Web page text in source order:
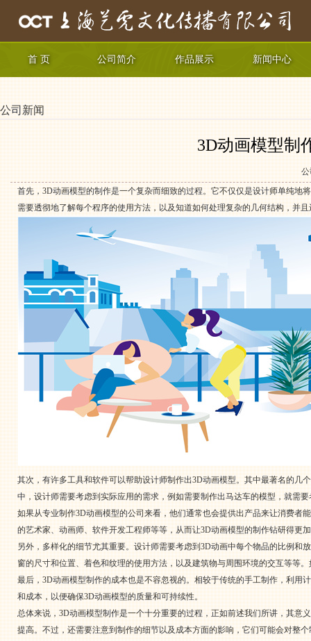
首 页 公司简介 作品展示 新闻中心
公司新闻
3D动画模型制
公
首先，3D动画模型的制作是一个复杂而细致的过程。它不仅仅是设计师单纯
需要透彻地了解每个程序的使用方法，以及知道如何处理复杂的几何结构，并
其次，有许多工具和软件可以帮助设计师制作出3D动画模型。其中最著名的几
中，设计师需要考虑到实际应用的需求，例如需要制作出马达车的模型，就需
如果从专业制作3D动画模型的公司来看，他们通常也会提供出产品来让消费
的艺术家、动画师、软件开发工程师等等，从而让3D动画模型的制作钻研得更
另外，多样化的细节尤其重要。设计师需要考虑到3D动画中每个物品的比例
窗的尺寸和位置、着色和纹理的使用方法，以及建筑物与周围环境的交互等等
最后，3D动画模型制作的成本也是不容忽视的。相较于传统的手工制作，利
和成本，以便确保3D动画模型的质量和可持续性。
总体来说，3D动画模型制作是一个十分重要的过程，正如前述我们所讲，其
提高。不过，还需要注意到制作的细节以及成本方面的影响，它们可能会对整